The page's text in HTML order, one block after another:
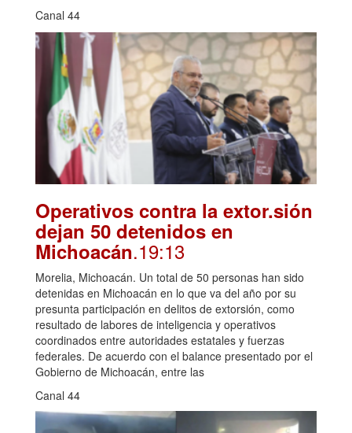
Canal 44
Operativos contra la extor.sión
dejan 50 detenidos en
Michoacán.19:13
Morelia, Michoacán. Un total de 50 personas han sido
detenidas en Michoacán en lo que va del año por su
presunta participación en delitos de extorsión, como
resultado de labores de inteligencia y operativos
coordinados entre autoridades estatales y fuerzas
federales. De acuerdo con el balance presentado por el
Gobierno de Michoacán, entre las
Canal 44